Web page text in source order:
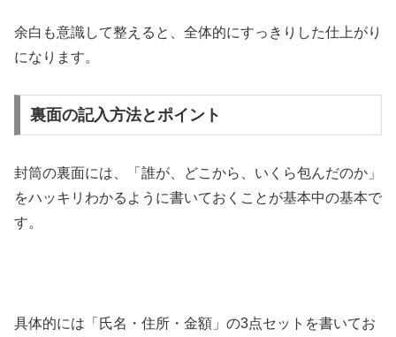
余白も意識して整えると、全体的にすっきりした仕上がり
になります。
裏面の記入方法とポイント
封筒の裏面には、「誰が、どこから、いくら包んだのか」
をハッキリわかるように書いておくことが基本中の基本で
す。
具体的には「氏名・住所・金額」の3点セットを書いてお